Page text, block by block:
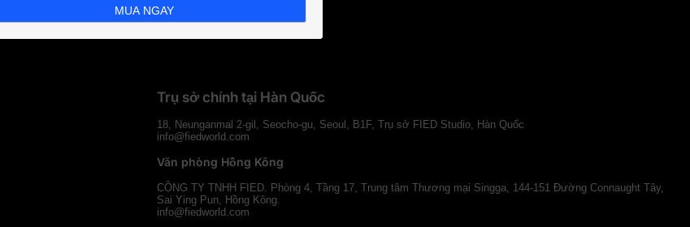
Trụ sở chính tại Hàn Quốc
18, Neunganmal 2-gil, Seocho-gu, Seoul, B1F, Trụ sở FIED Studio, Hàn Quốc
info@fiedworld.com
Văn phòng Hồng Kông
CÔNG TY TNHH FIED. Phòng 4, Tầng 17, Trung tâm Thương mại Singga, 144-151 Đường Connaught Tây,
Sai Ying Pun, Hồng Kông.
info@fiedworld.com
MUA NGAY